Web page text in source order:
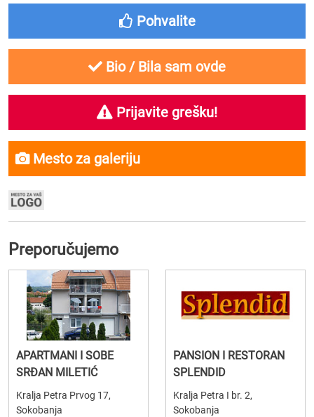
Pohvalite
Bio / Bila sam ovde
Prijavite grešku!
Mesto za galeriju
Preporučujemo
APARTMANI I SOBE
SRĐAN MILETIĆ
Kralja Petra Prvog 17,
Sokobanja
PANSION I RESTORAN
SPLENDID
Kralja Petra I br. 2,
Sokobanja